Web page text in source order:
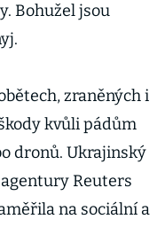
Bohužel jsou
zraněných i
kvůli pádům
dronů. Ukrajinský
Reuters
na sociální a